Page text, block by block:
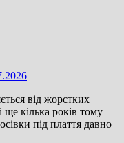
від жорстких
ще кілька років тому
під плаття давно